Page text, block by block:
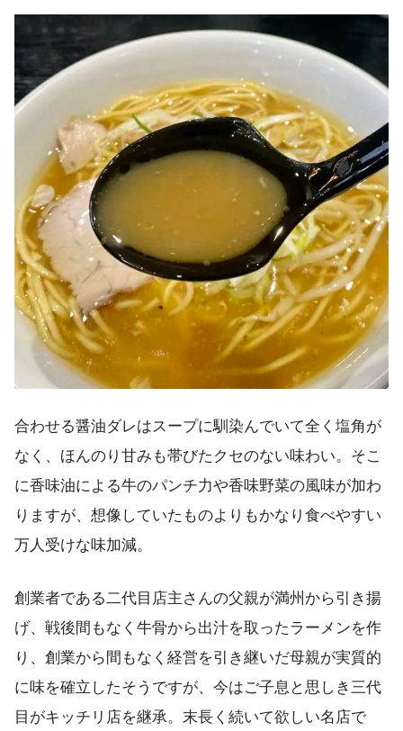
合わせる醤油ダレはスープに馴染んでいて全く塩角が
なく、ほんのり甘みも帯びたクセのない味わい。そこ
に香味油による牛のパンチ力や香味野菜の風味が加わ
りますが、想像していたものよりもかなり食べやすい
万人受けな味加減。
創業者である二代目店主さんの父親が満州から引き揚
げ、戦後間もなく牛骨から出汁を取ったラーメンを作
り、創業から間もなく経営を引き継いだ母親が実質的
に味を確立したそうですが、今はご子息と思しき三代
目がキッチリ店を継承。末長く続いて欲しい名店で